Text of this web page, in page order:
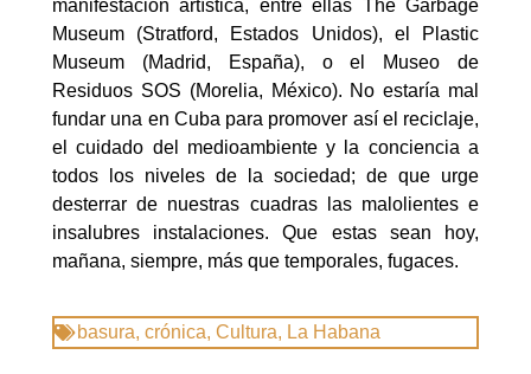
manifestación artística, entre ellas The Garbage
Museum (Stratford, Estados Unidos), el Plastic
Museum (Madrid, España), o el Museo de
Residuos SOS (Morelia, México). No estaría mal
fundar una en Cuba para promover así el reciclaje,
el cuidado del medioambiente y la conciencia a
todos los niveles de la sociedad; de que urge
desterrar de nuestras cuadras las malolientes e
insalubres instalaciones. Que estas sean hoy,
mañana, siempre, más que temporales, fugaces.
basura, crónica, Cultura, La Habana